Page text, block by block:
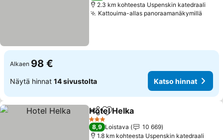
2.3 km kohteesta Uspenskin katedraali
Kattouima-allas panoraamanäkymillä
Alkaen 98 €
Näytä hinnat 14 sivustolta Katso hinnat
Jaa Lisää suosikkeihin
Hotel Helka
3 Tähtiluokitus
8,9 Loistava
10 669
1.8 km kohteesta Uspenskin katedraali